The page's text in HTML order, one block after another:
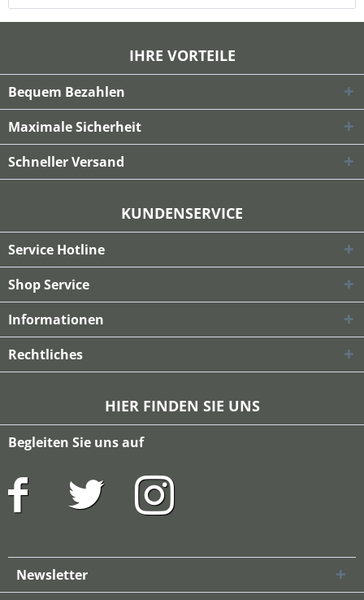
IHRE VORTEILE
Bequem Bezahlen
Maximale Sicherheit
Schneller Versand
KUNDENSERVICE
Service Hotline
Shop Service
Informationen
Rechtliches
HIER FINDEN SIE UNS
Begleiten Sie uns auf
Newsletter